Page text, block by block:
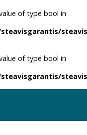
of type bool in
of type bool in